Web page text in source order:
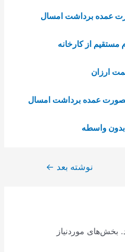
عمده برداشت امسال
مستقیم از کارخانه
ارزان
بصورت عمده برداشت امسال
بدون واسطه
نوشته بعد ←
بخش‌های موردنیاز